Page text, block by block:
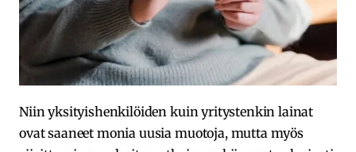
Niin yksityishenkilöiden kuin yritystenkin lainat
ovat saaneet monia uusia muotoja, mutta myös